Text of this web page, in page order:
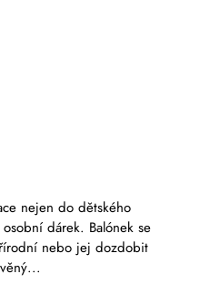
nejen do dětského
dárek. Balónek se
nebo jej dozdobit